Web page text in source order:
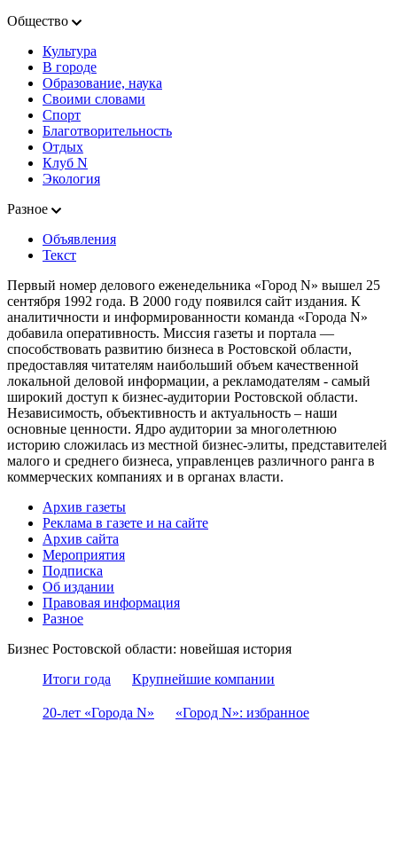
Общество
Культура
В городе
Образование, наука
Своими словами
Спорт
Благотворительность
Отдых
Клуб N
Экология
Разное
Объявления
Текст
Первый номер делового еженедельника «Город N» вышел 25
сентября 1992 года. В 2000 году появился сайт издания. К
аналитичности и информированности команда «Города N»
добавила оперативность. Миссия газеты и портала —
способствовать развитию бизнеса в Ростовской области,
предоставляя читателям наибольший объем качественной
локальной деловой информации, а рекламодателям - самый
широкий доступ к бизнес-аудитории Ростовской области.
Независимость, объективность и актуальность – наши
основные ценности. Ядро аудитории за многолетнюю
историю сложилась из местной бизнес-элиты, представителей
малого и среднего бизнеса, управленцев различного ранга в
коммерческих компаниях и в органах власти.
Архив газеты
Реклама в газете и на сайте
Архив сайта
Мероприятия
Подписка
Об издании
Правовая информация
Разное
Бизнес Ростовской области: новейшая история
Итоги года
Крупнейшие компании
20-лет «Города N» «Город N»: избранное